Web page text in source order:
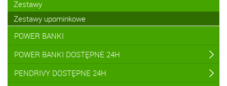
Zestawy
Zestawy upominkowe
POWER BANKI
POWER BANKI DOSTĘPNE 24H
PENDRIVY DOSTĘPNE 24H